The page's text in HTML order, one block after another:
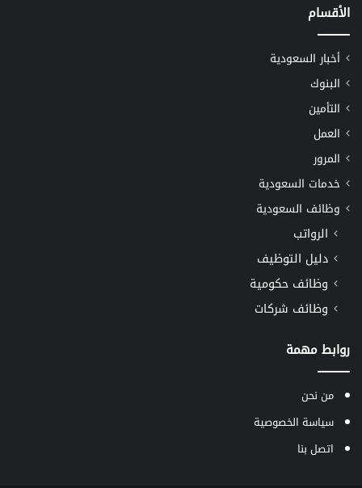
الأقسام
أخبار السعودية
البنوك
التأمين
العمل
المرور
خدمات السعودية
وظائف السعودية
الرواتب
دليل التوظيف
وظائف حكومية
وظائف شركات
روابط مهمة
من نحن
سياسة الخصوصية
اتصل بنا